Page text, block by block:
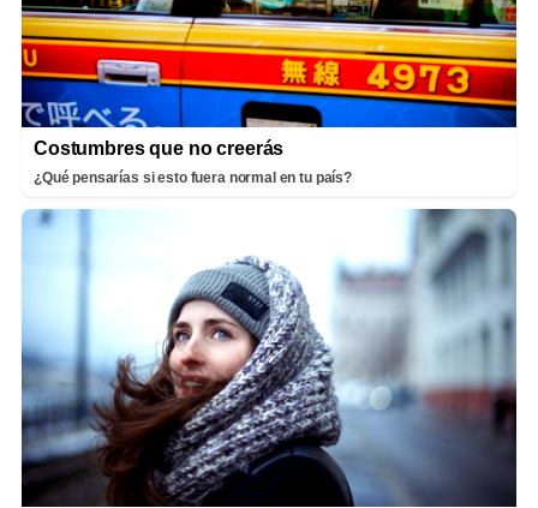
Costumbres que no creerás
¿Qué pensarías si esto fuera normal en tu país?